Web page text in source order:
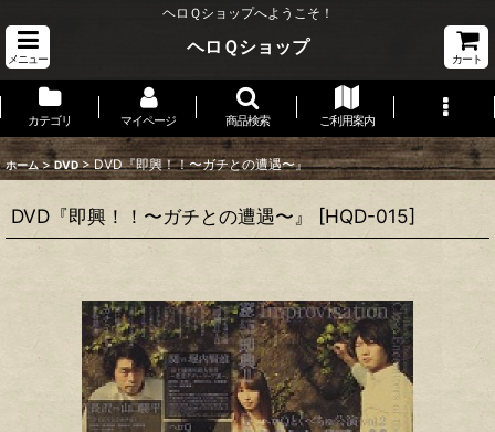
ヘロＱショップへようこそ！
メニュー
ヘロＱショップ
カート
カテゴリ マイページ 商品検索 ご利用案内
ホーム > DVD > DVD『即興！！〜ガチとの遭遇〜』
DVD『即興！！〜ガチとの遭遇〜』 [HQD-015]